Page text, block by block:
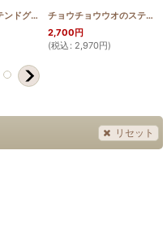
[SGQT2025_SGIN]
ジンジャーのステンドグラスキルトタペストリー20_25
チョウチョウウオのステンドグラスキルトタペストリー20_25
2,700 円
(税込 : 2,970円)
リセット